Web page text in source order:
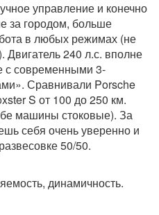
управление и конечно
за городом, больше
в любых режимах (не
240 л.с. вполне
с современными 3-
Сравнивали Porsche
S от 100 до 250 км.
машины стоковые). За
себя очень уверенно и
50/50.
динамичность.